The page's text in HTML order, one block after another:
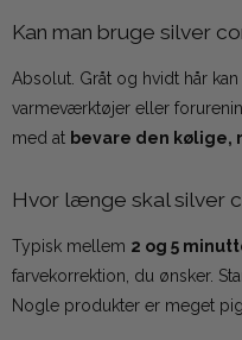
Kan man bruge silver
Absolut. Gråt og hvidt hår
varmeværktøjer eller
med at bevare den kølige,
Hvor længe skal silver
Typisk mellem 2 og 5
farvekorrektion, du ønsker.
Nogle produkter er meget